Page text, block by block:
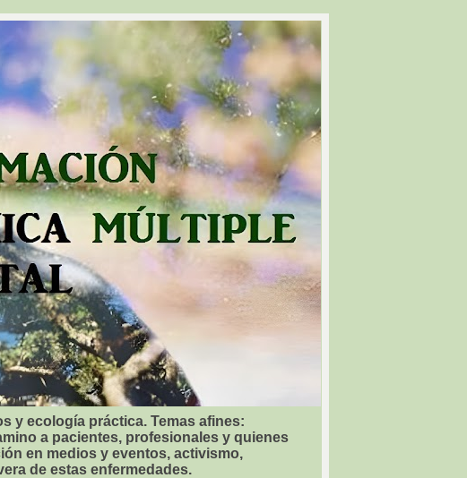
y ecología práctica. Temas afines:
a pacientes, profesionales y quienes
en medios y eventos, activismo,
de estas enfermedades.